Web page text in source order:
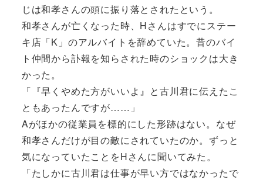
じは和孝さんの頭に振り落とされたという。
和孝さんが亡くなった時、Hさんはすでにステー
キ店「K」のアルバイトを辞めていた。昔のバイ
ト仲間から訃報を知らされた時のショックは大き
かった。
「『早くやめた方がいいよ』と古川君に伝えたこ
ともあったんですが……」
Aがほかの従業員を標的にした形跡はない。なぜ
和孝さんだけが目の敵にされていたのか。ずっと
気になっていたことをHさんに聞いてみた。
「たしかに古川君は仕事が早い方ではなかったで